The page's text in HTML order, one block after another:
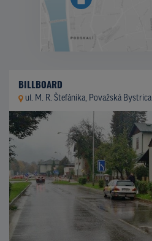
BILLBOARD
ul. M. R. Štefánika, Považská Bystrica